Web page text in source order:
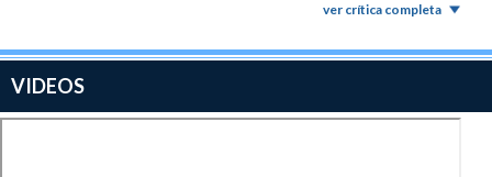
películas en la filmografía del director y actor principal.
ver crítica completa
VIDEOS